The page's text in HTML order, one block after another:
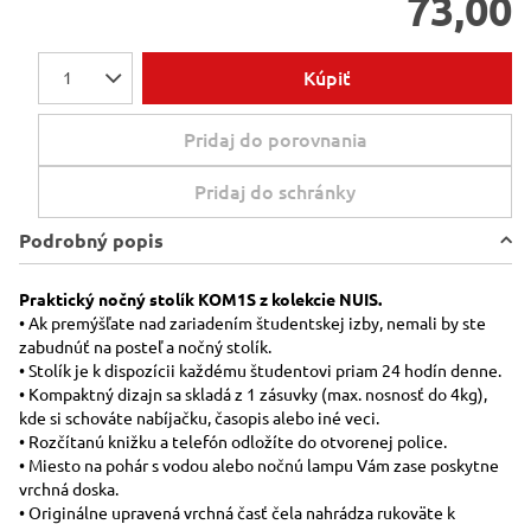
73,00
1 Kúpiť
Pridaj do porovnania
Pridaj do schránky
Podrobný popis
Praktický nočný stolík KOM1S z kolekcie NUIS.
• Ak premýšľate nad zariadením študentskej izby, nemali by ste
zabudnúť na posteľ a nočný stolík.
• Stolík je k dispozícii každému študentovi priam 24 hodín denne.
• Kompaktný dizajn sa skladá z 1 zásuvky (max. nosnosť do 4kg),
kde si schováte nabíjačku, časopis alebo iné veci.
• Rozčítanú knižku a telefón odložíte do otvorenej police.
• Miesto na pohár s vodou alebo nočnú lampu Vám zase poskytne
vrchná doska.
• Originálne upravená vrchná časť čela nahrádza rukoväte k